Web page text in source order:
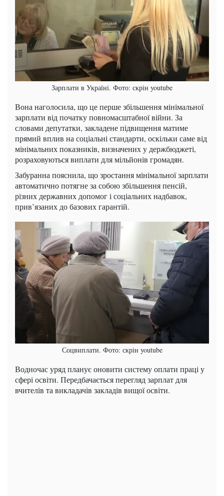
Зарплати в Україні. Фото: скрін youtube
Вона наголосила, що це перше збільшення мінімальної
зарплати від початку повномасштабної війни. За
словами депутатки, закладене підвищення матиме
прямий вплив на соціальні стандарти, оскільки саме від
мінімальних показників, визначених у держбюджеті,
розраховуються виплати для мільйонів громадян.
Забуранна пояснила, що зростання мінімальної зарплати
автоматично потягне за собою збільшення пенсій,
різних державних допомог і соціальних надбавок,
прив’язаних до базових гарантій.
Соцвиплати. Фото: скрін youtube
Водночас уряд планує оновити систему оплати праці у
сфері освіти. Передбачається перегляд зарплат для
вчителів та викладачів закладів вищої освіти.